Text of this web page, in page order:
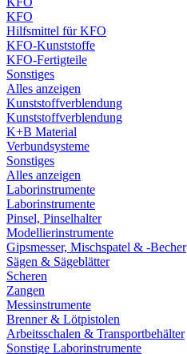
KFO
Hilfsmittel für KFO
KFO-Kunststoffe
KFO-Fertigteile
Sonstiges
Alles anzeigen
Kunststoffverblendung
Kunststoffverblendung
K+B Material
Verbundsysteme
Sonstiges
Alles anzeigen
Laborinstrumente
Laborinstrumente
Pinsel, Pinselhalter
Modellierinstrumente
Gipsmesser, Mischspatel & -Becher
Sägen & Sägeblätter
Scheren
Zangen
Messinstrumente
Brenner & Lötpistolen
Arbeitsschalen & Transportbehälter
Sonstige Laborinstrumente